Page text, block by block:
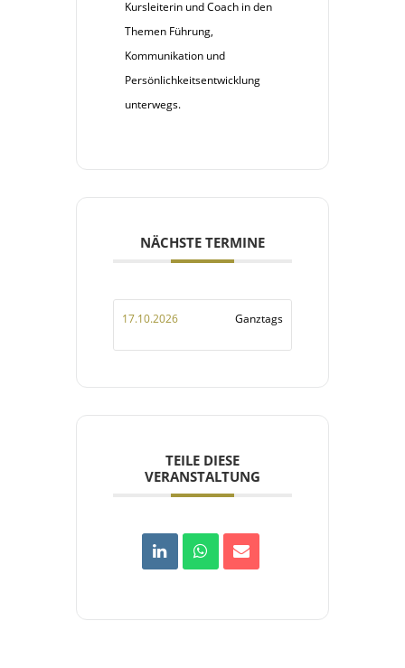
Kursleiterin und Coach in den
Themen Führung,
Kommunikation und
Persönlichkeitsentwicklung
unterwegs.
NÄCHSTE TERMINE
17.10.2026 Ganztags
TEILE DIESE
VERANSTALTUNG